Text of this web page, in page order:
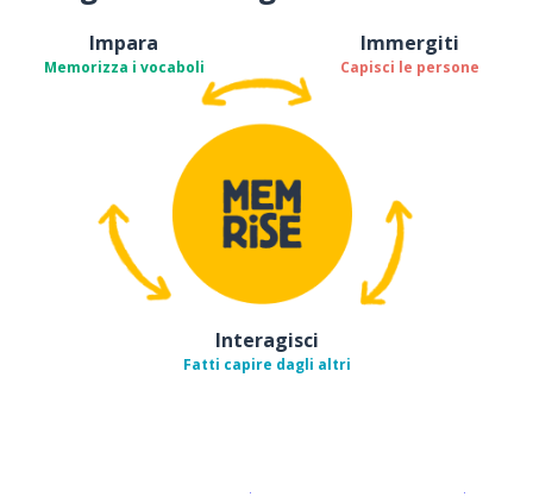
Impara
Memorizza i vocaboli
Immergiti
Capisci le persone
Interagisci
Fatti capire dagli altri